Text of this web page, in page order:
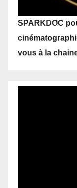
SPARKDOC
vous à la